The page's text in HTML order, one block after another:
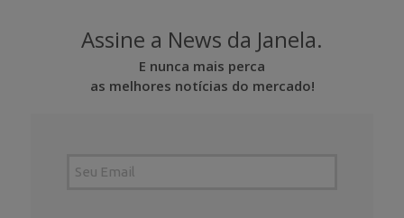
Assine a News da Janela.
E nunca mais perca
as melhores notícias do mercado!